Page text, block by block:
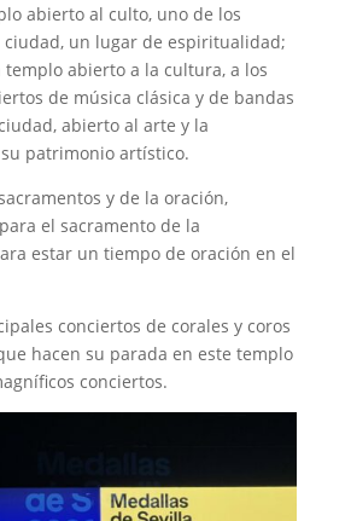
abierto al culto, uno de los
un lugar de espiritualidad;
abierto a la cultura, a los
de música clásica y de bandas
abierto al arte y la
patrimonio artístico.
y de la oración,
el sacramento de la
estar un tiempo de oración en el
conciertos de corales y coros
hacen su parada en este templo
conciertos.